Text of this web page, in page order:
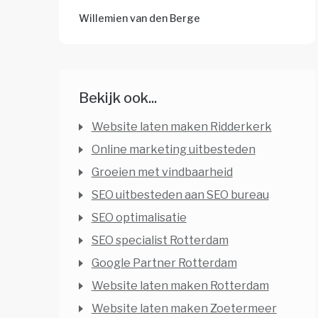
Willemien van den Berge
Bekijk ook...
Website laten maken Ridderkerk
Online marketing uitbesteden
Groeien met vindbaarheid
SEO uitbesteden aan SEO bureau
SEO optimalisatie
SEO specialist Rotterdam
Google Partner Rotterdam
Website laten maken Rotterdam
Website laten maken Zoetermeer